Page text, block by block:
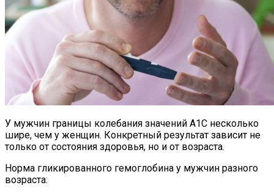
У мужчин границы колебания значений А1С несколько
шире, чем у женщин. Конкретный результат зависит не
только от состояния здоровья, но и от возраста.
Норма гликированного гемоглобина у мужчин разного
возраста: